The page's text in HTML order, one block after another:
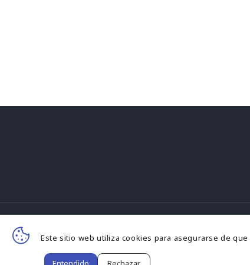
Este sitio web utiliza cookies para asegurarse de